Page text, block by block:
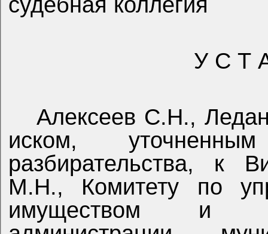
У С Т
Алексеев С.Н.,
иском,
разбирательства, к
М.Н., Комитету по
имуществом и